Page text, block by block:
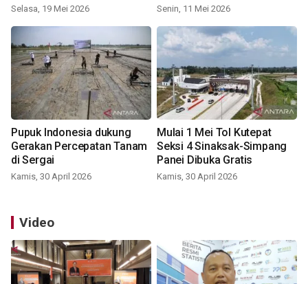
Selasa, 19 Mei 2026 Senin, 11 Mei 2026
Pupuk Indonesia dukung
Gerakan Percepatan Tanam
di Sergai
Kamis, 30 April 2026
Mulai 1 Mei Tol Kutepat
Seksi 4 Sinaksak-Simpang
Panei Dibuka Gratis
Kamis, 30 April 2026
Video